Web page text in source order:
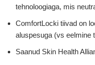
tehnoloogiaga, mis
ComfortLocki tiivad on
aluspesuga (vs eelmine
Saanud Skin Health